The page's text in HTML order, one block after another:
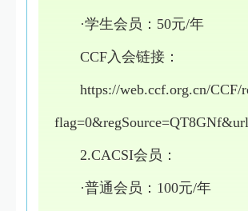
·学生会员：50元/年
CCF入会链接：
https://web.ccf.org.cn/CCF/
2.CACSI会员：
·普通会员：100元/年